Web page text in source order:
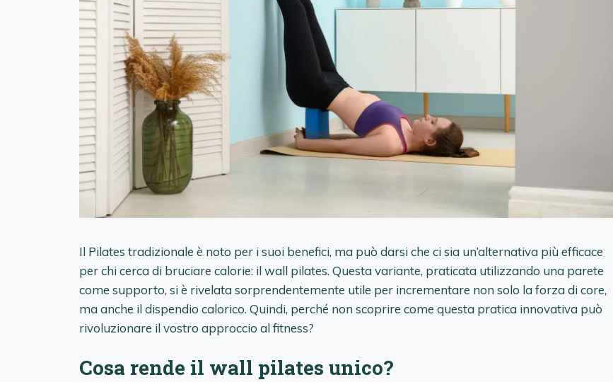
Il Pilates tradizionale è noto per i suoi benefici, ma può darsi che ci sia un’alternativa più efficace
per chi cerca di bruciare calorie: il wall pilates. Questa variante, praticata utilizzando una parete
come supporto, si è rivelata sorprendentemente utile per incrementare non solo la forza di core,
ma anche il dispendio calorico. Quindi, perché non scoprire come questa pratica innovativa può
rivoluzionare il vostro approccio al fitness?
Cosa rende il wall pilates unico?